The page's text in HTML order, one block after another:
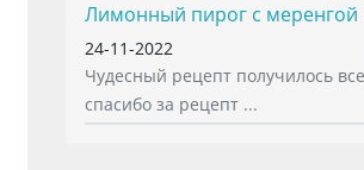
Лимонный пирог с меренгой
24-11-2022
Чудесный рецепт получилось
спасибо за рецепт ...